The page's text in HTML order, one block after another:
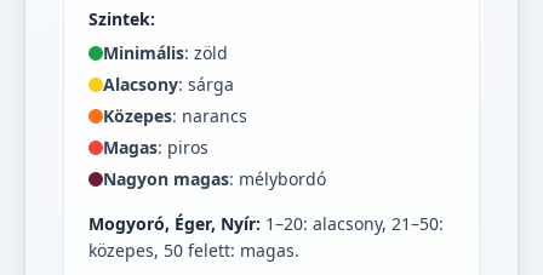
Szintek:
Minimális: zöld
Alacsony: sárga
Közepes: narancs
Magas: piros
Nagyon magas: mélybordó
Mogyoró, Éger, Nyír: 1–20: alacsony, 21–50:
közepes, 50 felett: magas.